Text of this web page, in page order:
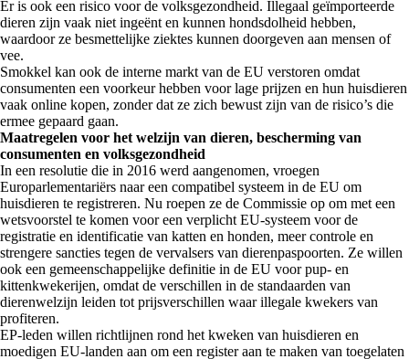
Er is ook een risico voor de volksgezondheid. Illegaal geïmporteerde
dieren zijn vaak niet ingeënt en kunnen hondsdolheid hebben,
waardoor ze besmettelijke ziektes kunnen doorgeven aan mensen of
vee.
Smokkel kan ook de interne markt van de EU verstoren omdat
consumenten een voorkeur hebben voor lage prijzen en hun huisdieren
vaak online kopen, zonder dat ze zich bewust zijn van de risico’s die
ermee gepaard gaan.
Maatregelen voor het welzijn van dieren, bescherming van
consumenten en volksgezondheid
In een resolutie die in 2016 werd aangenomen, vroegen
Europarlementariërs naar een compatibel systeem in de EU om
huisdieren te registreren. Nu roepen ze de Commissie op om met een
wetsvoorstel te komen voor een verplicht EU-systeem voor de
registratie en identificatie van katten en honden, meer controle en
strengere sancties tegen de vervalsers van dierenpaspoorten. Ze willen
ook een gemeenschappelijke definitie in de EU voor pup- en
kittenkwekerijen, omdat de verschillen in de standaarden van
dierenwelzijn leiden tot prijsverschillen waar illegale kwekers van
profiteren.
EP-leden willen richtlijnen rond het kweken van huisdieren en
moedigen EU-landen aan om een register aan te maken van toegelaten